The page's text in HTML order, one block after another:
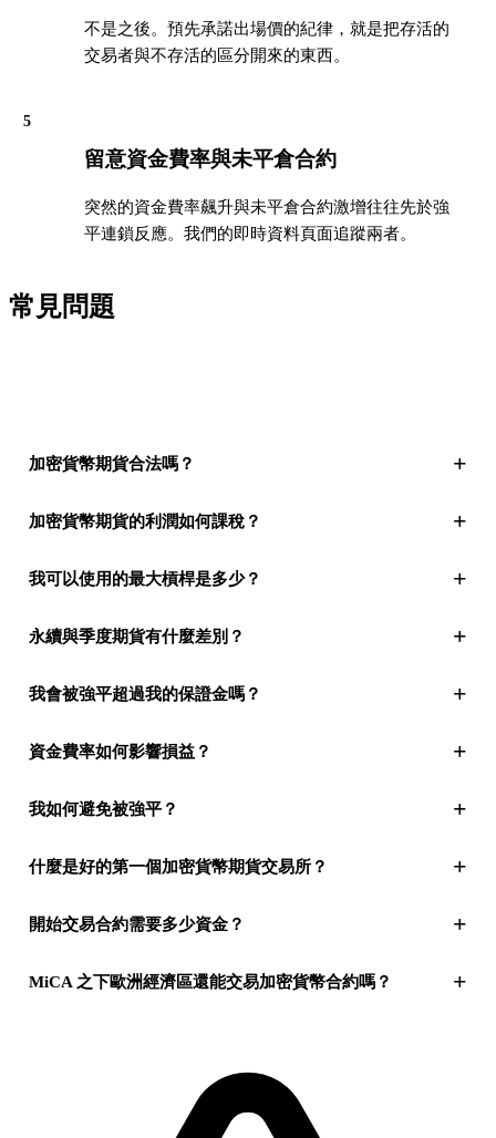
不是之後。預先承諾出場價的紀律，就是把存活的
交易者與不存活的區分開來的東西。
5
留意資金費率與未平倉合約
突然的資金費率飆升與未平倉合約激增往往先於強
平連鎖反應。我們的即時資料頁面追蹤兩者。
常見問題
加密貨幣期貨合法嗎？ +
加密貨幣期貨的利潤如何課稅？ +
我可以使用的最大槓桿是多少？ +
永續與季度期貨有什麼差別？ +
我會被強平超過我的保證金嗎？ +
資金費率如何影響損益？ +
我如何避免被強平？ +
什麼是好的第一個加密貨幣期貨交易所？ +
開始交易合約需要多少資金？ +
MiCA 之下歐洲經濟區還能交易加密貨幣合約嗎？ +